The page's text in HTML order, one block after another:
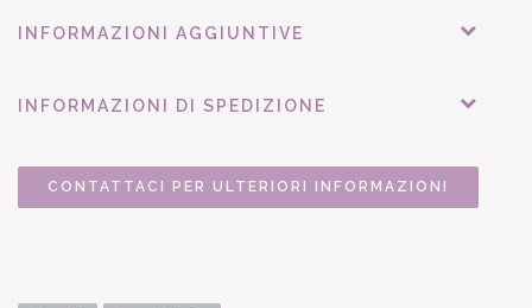
INFORMAZIONI AGGIUNTIVE
INFORMAZIONI DI SPEDIZIONE
CONTATTACI PER ULTERIORI INFORMAZIONI